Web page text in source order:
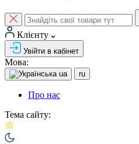
Клієнту
Увійти в кабінет
Мова:
ua ru
Про нас
Тема сайту: